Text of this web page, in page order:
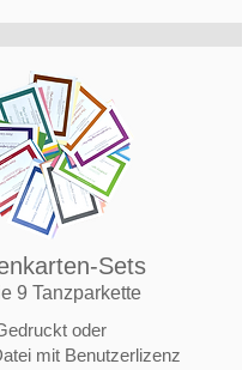
Sets
9 Tanzparkette
oder
mit Benutzerlizenz